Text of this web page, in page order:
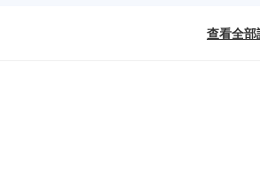
查看全部